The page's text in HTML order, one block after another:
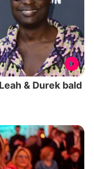
& Durek bald